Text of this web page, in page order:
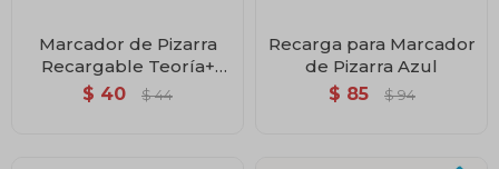
Marcador de Pizarra
Recargable Teoría+
Verde
$ 40 $ 44
Recarga para Marcador
de Pizarra Azul
$ 85 $ 94